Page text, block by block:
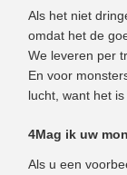
Als het niet
omdat het de
We leveren per
En voor
lucht, want het
4Mag ik uw
Als u een